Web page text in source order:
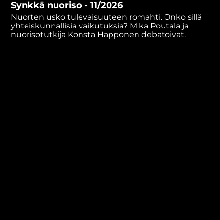
minutes,
19
seconds
Synkkä nuoriso - 11/2026
Nuorten usko tulevaisuuteen romahti. Onko sillä
yhteiskunnallisia vaikutuksia? Mika Poutala ja
nuorisotutkija Konsta Happonen debatoivat.